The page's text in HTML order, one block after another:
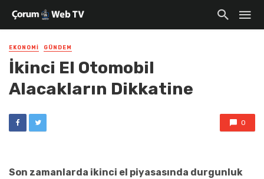
EKONOMI GÜNDEM
İkinci El Otomobil
Alacakların Dikkatine
0
Son zamanlarda ikinci el piyasasında durgunluk